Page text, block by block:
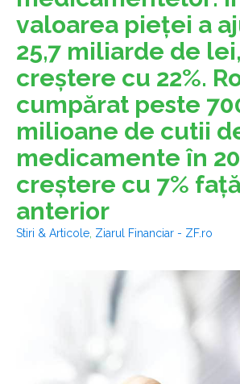
valoarea pieţei a
25,7 miliarde de
creştere cu 22%.
cumpărat peste
milioane de cutii
medicamente în
creştere cu 7%
anterior
Stiri & Articole Ziarul Financiar - ZF.ro